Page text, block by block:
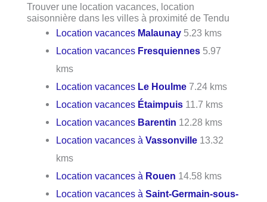
Trouver une location vacances, location
saisonnière dans les villes à proximité de Tendu
Location vacances Malaunay 5.23 kms
Location vacances Fresquiennes 5.97
kms
Location vacances Le Houlme 7.24 kms
Location vacances Étaimpuis 11.7 kms
Location vacances Barentin 12.28 kms
Location vacances àVassonville 13.32
kms
Location vacances à Rouen 14.58 kms
Location vacances àSaint-Germain-sous-